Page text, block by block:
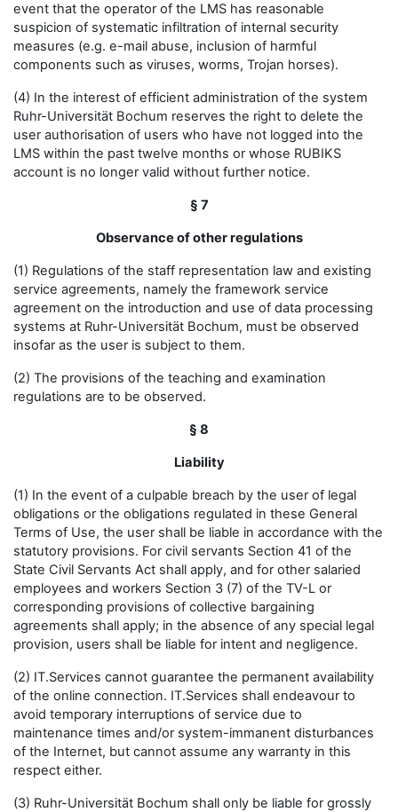
event that the operator of the LMS has reasonable
suspicion of systematic infiltration of internal security
measures (e.g. e-mail abuse, inclusion of harmful
components such as viruses, worms, Trojan horses).
(4) In the interest of efficient administration of the system
Ruhr-Universität Bochum reserves the right to delete the
user authorisation of users who have not logged into the
LMS within the past twelve months or whose RUBIKS
account is no longer valid without further notice.
§ 7
Observance of other regulations
(1) Regulations of the staff representation law and existing
service agreements, namely the framework service
agreement on the introduction and use of data processing
systems at Ruhr-Universität Bochum, must be observed
insofar as the user is subject to them.
(2) The provisions of the teaching and examination
regulations are to be observed.
§ 8
Liability
(1) In the event of a culpable breach by the user of legal
obligations or the obligations regulated in these General
Terms of Use, the user shall be liable in accordance with the
statutory provisions. For civil servants Section 41 of the
State Civil Servants Act shall apply, and for other salaried
employees and workers Section 3 (7) of the TV-L or
corresponding provisions of collective bargaining
agreements shall apply; in the absence of any special legal
provision, users shall be liable for intent and negligence.
(2) IT.Services cannot guarantee the permanent availability
of the online connection. IT.Services shall endeavour to
avoid temporary interruptions of service due to
maintenance times and/or system-immanent disturbances
of the Internet, but cannot assume any warranty in this
respect either.
(3) Ruhr-Universität Bochum shall only be liable for grossly